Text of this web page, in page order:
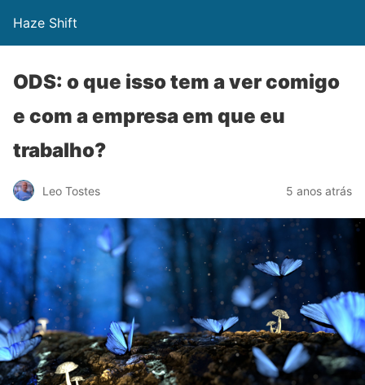
Haze Shift
ODS: o que isso tem a ver comigo
e com a empresa em que eu
trabalho?
Leo Tostes 5 anos atrás